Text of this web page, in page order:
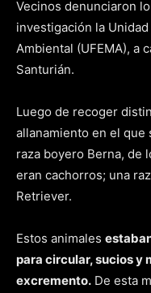
Vecinos denunciaron
investigación la
Ambiental (UFEMA), a
Santurián.
Luego de recoger
allanamiento en el
raza boyero Berna, de
eran cachorros; una
Retriever.
Estos animales
para circular, sucios y
excremento. De esta